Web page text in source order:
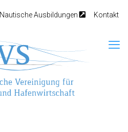
Nautische Ausbildungen Kontakt